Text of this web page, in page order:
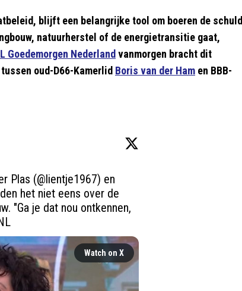
blijft een belangrijke tool om boeren de schuld
natuurherstel of de energietransitie gaat,
Goedemorgen Nederland vanmorgen bracht dit
oud-D66-Kamerlid Boris van der Ham en BBB-
Plas (@lientje1967) en
het niet eens over de
"Ga je dat nou ontkennen,
Watch on X